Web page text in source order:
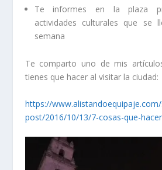
Te informes en la plaza
actividades culturales que se
semana
Te comparto uno de mis
tienes que hacer al visitar la ciudad:
https://
post/2016/10/13/7-cosas-que-